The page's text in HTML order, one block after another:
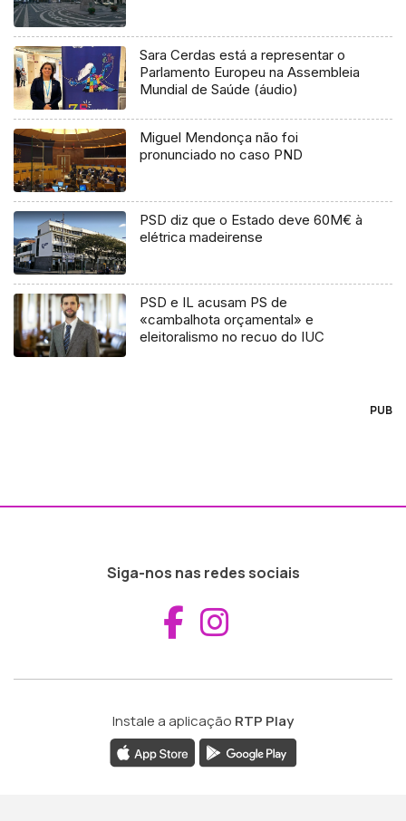
Sara Cerdas está a representar o
Parlamento Europeu na Assembleia
Mundial de Saúde (áudio)
Miguel Mendonça não foi
pronunciado no caso PND
PSD diz que o Estado deve 60M€ à
elétrica madeirense
PSD e IL acusam PS de
«cambalhota orçamental» e
eleitoralismo no recuo do IUC
PUB
Siga-nos nas redes sociais
Aceder ao
Instale a aplicação RTP Play